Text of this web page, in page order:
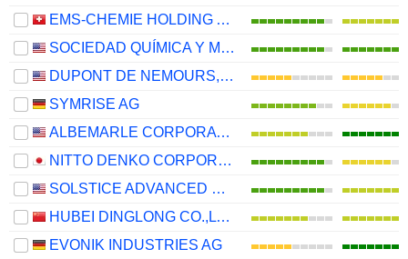
EMS-CHEMIE HOLDING AG
SOCIEDAD QUÍMICA Y MINERA DE CHILE S.A.
DUPONT DE NEMOURS, INC.
SYMRISE AG
ALBEMARLE CORPORATION
NITTO DENKO CORPORATION
SOLSTICE ADVANCED MATERIALS, INC.
HUBEI DINGLONG CO.,LTD.
EVONIK INDUSTRIES AG